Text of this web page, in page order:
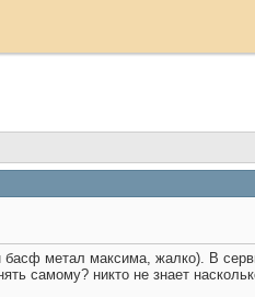
метал максима, жалко). В
самому? никто не знает